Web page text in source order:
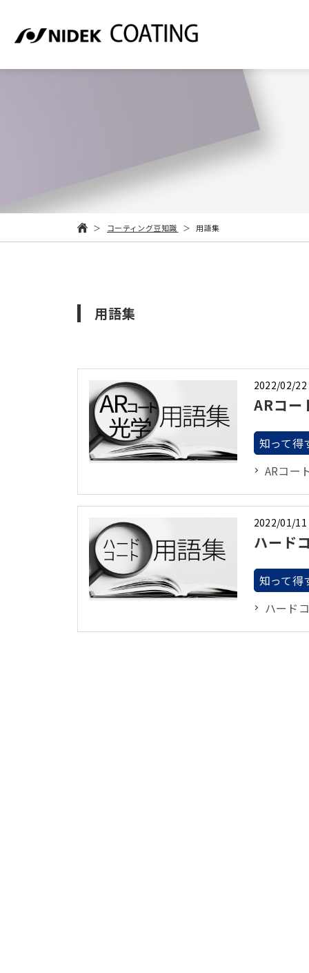
コーティング豆知識 用語集
用語集
2022/02/22
ARコー
知って得
ARコー
2022/01/11
ハード
知って得
ハード